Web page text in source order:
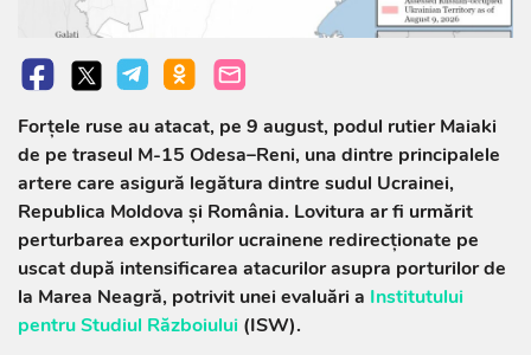
Forțele ruse au atacat, pe 9 august, podul rutier Maiaki
de pe traseul M-15 Odesa–Reni, una dintre principalele
artere care asigură legătura dintre sudul Ucrainei,
Republica Moldova și România. Lovitura ar fi urmărit
perturbarea exporturilor ucrainene redirecționate pe
uscat după intensificarea atacurilor asupra porturilor de
la Marea Neagră, potrivit unei evaluări a Institutului
pentru Studiul Războiului (ISW).